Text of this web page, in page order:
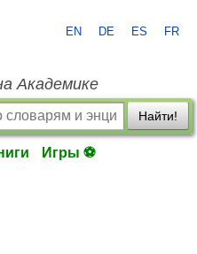
EN DE ES FR
Академике
Найти!
Игры ⚽